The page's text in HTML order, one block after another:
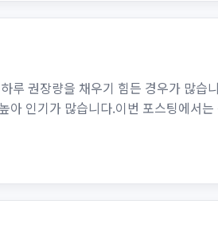
권장량을 채우기 힘든 경우가 많습
인기가 많습니다.이번 포스팅에서